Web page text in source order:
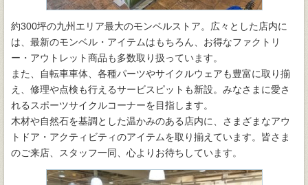
約300坪の九州エリア最大のモンベルストア。広々とした店内に
は、最新のモンベル・アイテムはもちろん、お得なファクトリ
ー・アウトレット商品も多数取り扱っています。
また、自転車車体、各種パーツやサイクルウェアも豊富に取り揃
え、修理や点検も行えるサービスピットも新設。みなさまに愛さ
れるスポーツサイクルコーナーを目指します。
木材や自然石を基調とした温かみのある店内に、さまざまなアウ
トドア・アクティビティのアイテムを取り揃えています。皆さま
のご来店、スタッフ一同、心よりお待ちしています。